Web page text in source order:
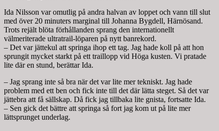
Ida Nilsson var omutlig på andra halvan av loppet och vann till slut
med över 20 minuters marginal till Johanna Bygdell, Härnösand.
Trots rejält blöta förhållanden sprang den internationellt
välmeriterade ultratrail-löparen på nytt banrekord.
– Det var jättekul att springa ihop ett tag. Jag hade koll på att hon
sprungit mycket starkt på ett traillopp vid Höga kusten. Vi pratade
lite där en stund, berättar Ida.
– Jag sprang inte så bra när det var lite mer tekniskt. Jag hade
problem med ett ben och fick inte till det där lätta steget. Så det var
jättebra att få sällskap. Då fick jag tillbaka lite gnista, fortsatte Ida.
– Sen gick det bättre att springa så fort jag kom ut på lite mer
lättsprunget underlag.